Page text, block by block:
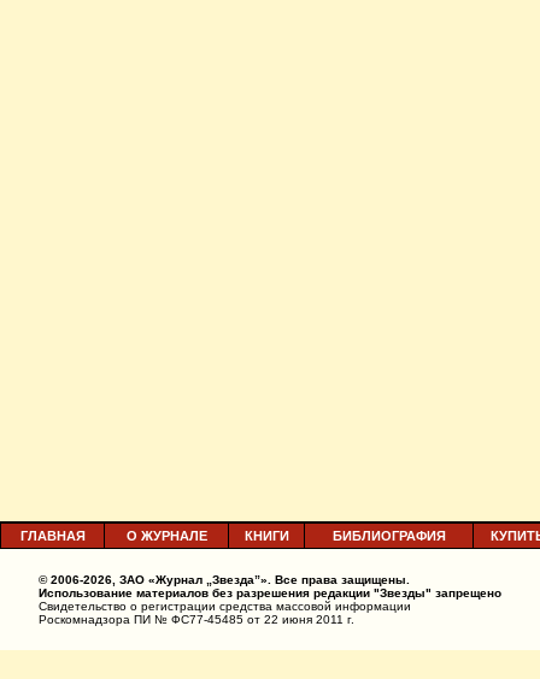
ГЛАВНАЯ О ЖУРНАЛЕ КНИГИ БИБЛИОГРАФИЯ
© 2006-2026, ЗАО «Журнал „Звезда”». Все права защищены.
Использование материалов без разрешения редакции "Звезды" запрещено
Свидетельство о регистрации средства массовой информации
Роскомнадзора ПИ № ФС77-45485 от 22 июня 2011 г.